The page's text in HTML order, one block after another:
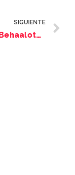
SIGUIENTE
Haftara Behaaloteja